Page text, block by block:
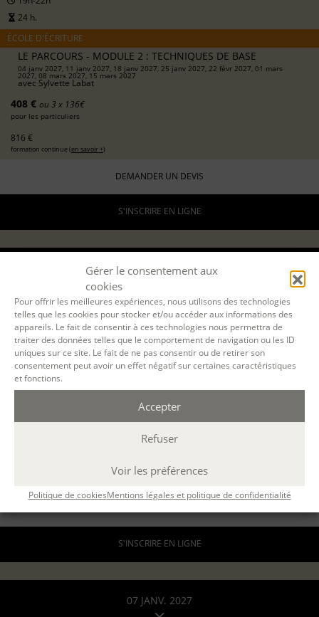
Gérer le consentement aux
cookies
Pour offrir les meilleures expériences, nous utilisons des technologies
telles que les cookies pour stocker et/ou accéder aux informations des
appareils. Le fait de consentir à ces technologies nous permettra de
traiter des données telles que le comportement de navigation ou les ID
uniques sur ce site. Le fait de ne pas consentir ou de retirer son
consentement peut avoir un effet négatif sur certaines caractéristiques
et fonctions.
Accepter
Refuser
Voir les préférences
Politique de cookiesMentions légales et politique de confidentialité
24 h.
ÉCOLE D'ÉCRITURE
LE PARCOURS - MODULE 2 : TECHNIQUES DE BASE
04 janv 2027, 11 janv 2027, 18 janv 2027, 25 janv 2027, 22 févr 2027, 01 mars
2027, 08 mars 2027, 15 mars 2027
avec Sylvette Labat
408 € ou 3 x 136€
pour les particuliers
816 €
formation continue (en savoir +)
DEMANDER UN DEVIS
S'INSCRIRE EN LIGNE
05 JANV. 2027
29 MARS 2027
A DISTANCE
par email
30 h.
ÉCOLE D'ÉCRITURE
LE PARCOURS - MODULE 2 : TECHNIQUES DE BASE
Isabelle Agert, Isabelle Rossignol
S'INSCRIRE EN LIGNE
07 JANV. 2027